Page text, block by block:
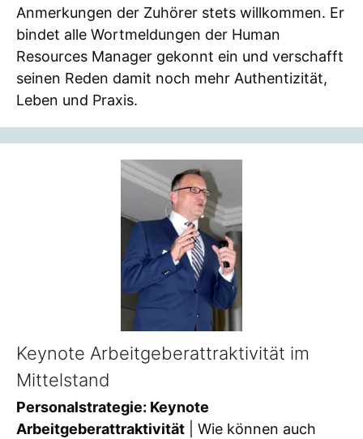
Anmerkungen der Zuhörer stets willkommen. Er
bindet alle Wortmeldungen der Human
Resources Manager gekonnt ein und verschafft
seinen Reden damit noch mehr Authentizität,
Leben und Praxis.
Keynote Arbeitgeberattraktivität im
Mittelstand
Personalstrategie: Keynote
Arbeitgeberattraktivität | Wie können auch